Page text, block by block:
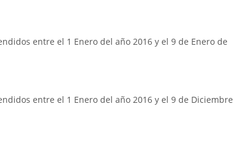
entre el 1 Enero del año 2016 y el 9 de Enero de
entre el 1 Enero del año 2016 y el 9 de Diciembre